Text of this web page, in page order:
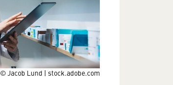
© Jacob Lund | stock.adobe.com